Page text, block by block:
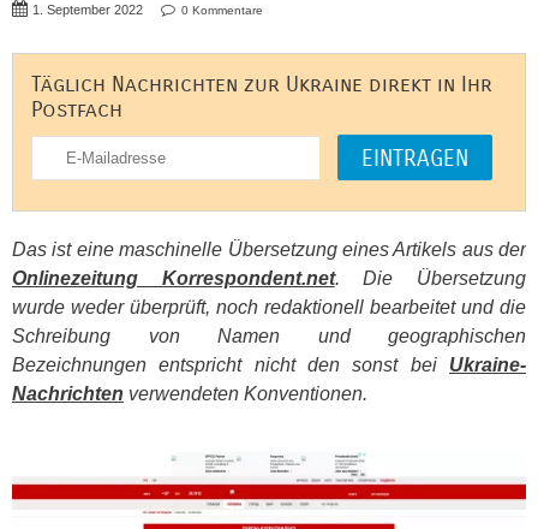
1. September 2022 0 Kommentare
Täglich Nachrichten zur Ukraine direkt in Ihr
Postfach
Das ist eine maschinelle Übersetzung eines Artikels aus der
Onlinezeitung Korrespondent.net. Die Übersetzung
wurde weder überprüft, noch redaktionell bearbeitet und die
Schreibung von Namen und geographischen
Bezeichnungen entspricht nicht den sonst bei Ukraine-
Nachrichten verwendeten Konventionen.